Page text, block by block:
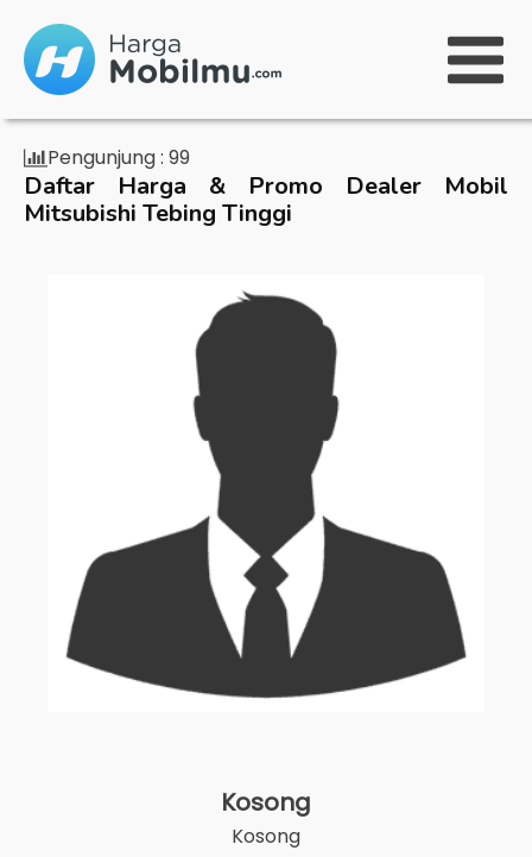
Pengunjung : 99
Daftar Harga & Promo Dealer Mobil
Mitsubishi Tebing Tinggi
Kosong
Kosong